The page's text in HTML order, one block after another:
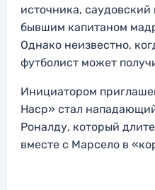
источника, саудовский
бывшим капитаном
Однако неизвестно,
футболист может
Инициатором
Наср» стал
Роналду, который
вместе с Марсело в